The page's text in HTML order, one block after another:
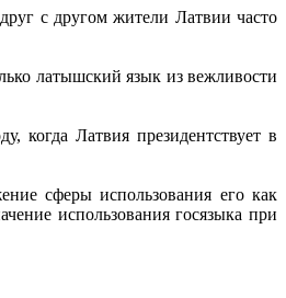
с другом жители Латвии часто
латышский язык из вежливости
когда Латвия президентствует в
сферы использования его как
использования госязыка при